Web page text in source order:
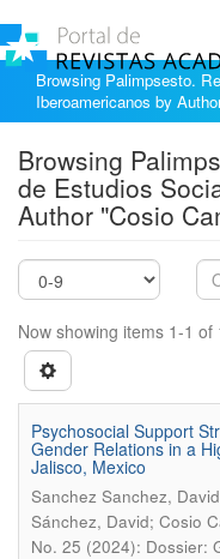
Browsing Palimpsesto.
Iberoamericanos by
Browsing
de Estudios
Author "Cosio
Now showing items 1-1 of
Psychosocial Support
Gender Relations in a
Jalisco, Mexico
Sanchez Sanchez,
Sánchez, David; Cosio
No. 25 (2024): Dossier: